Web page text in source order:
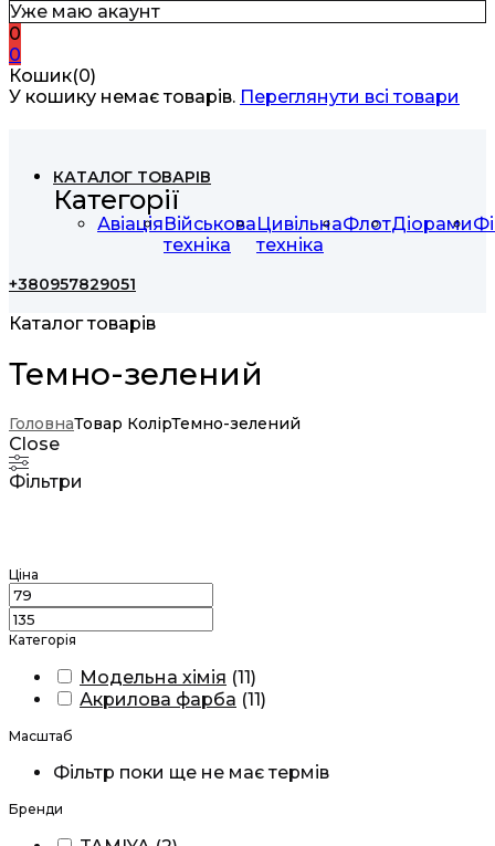
Уже маю акаунт
0
0
Кошик(0)
У кошику немає товарів. Переглянути всі товари
КАТАЛОГ ТОВАРІВ
Категорії
Авіація Військова
техніка
Цивільна
техніка
ФлотДіорами
+380957829051
Каталог товарів
Темно-зелений
ГоловнаТовар КолірТемно-зелений
Close
Фільтри
Ціна
Категорія
Модельна хімія (11)
Акрилова фарба (11)
Масштаб
Фільтр поки ще не має термів
Бренди